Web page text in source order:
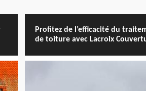
Profitez de l’efficacité du
de toiture avec Lacroix